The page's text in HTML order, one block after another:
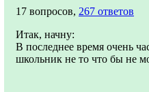
17 вопросов, 267 ответов
Итак, начну:
В последнее время очень
школьник не то что бы не